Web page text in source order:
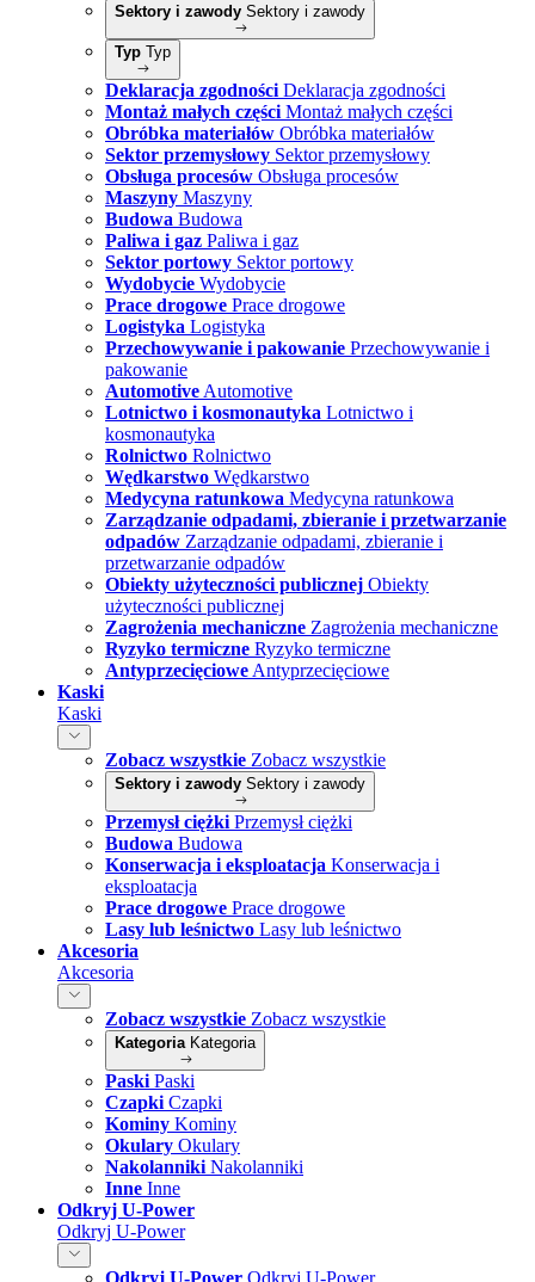
Sektory i zawody Sektory i zawody
Typ Typ
Deklaracja zgodności Deklaracja zgodności
Montaż małych części Montaż małych części
Obróbka materiałów Obróbka materiałów
Sektor przemysłowy Sektor przemysłowy
Obsługa procesów Obsługa procesów
Maszyny Maszyny
Budowa Budowa
Paliwa i gaz Paliwa i gaz
Sektor portowy Sektor portowy
Wydobycie Wydobycie
Prace drogowe Prace drogowe
Logistyka Logistyka
Przechowywanie i pakowanie Przechowywanie i
pakowanie
Automotive Automotive
Lotnictwo i kosmonautyka Lotnictwo i
kosmonautyka
Rolnictwo Rolnictwo
Wędkarstwo Wędkarstwo
Medycyna ratunkowa Medycyna ratunkowa
Zarządzanie odpadami, zbieranie i przetwarzanie
odpadów Zarządzanie odpadami, zbieranie i
przetwarzanie odpadów
Obiekty użyteczności publicznej Obiekty
użyteczności publicznej
Zagrożenia mechaniczne Zagrożenia mechaniczne
Ryzyko termiczne Ryzyko termiczne
Antyprzecięciowe Antyprzecięciowe
Kaski
Kaski
Zobacz wszystkie Zobacz wszystkie
Sektory i zawody Sektory i zawody
Przemysł ciężki Przemysł ciężki
Budowa Budowa
Konserwacja i eksploatacja Konserwacja i
eksploatacja
Prace drogowe Prace drogowe
Lasy lub leśnictwo Lasy lub leśnictwo
Akcesoria
Akcesoria
Zobacz wszystkie Zobacz wszystkie
Kategoria Kategoria
Paski Paski
Czapki Czapki
Kominy Kominy
Okulary Okulary
Nakolanniki Nakolanniki
Inne Inne
Odkryj U-Power
Odkryj U-Power
Odkryj U-Power Odkryj U-Power